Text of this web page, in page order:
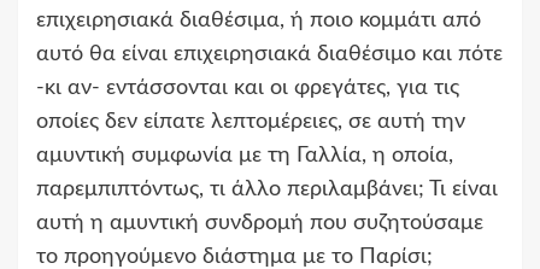
επιχειρησιακά διαθέσιμα, ή ποιο κομμάτι από
αυτό θα είναι επιχειρησιακά διαθέσιμο και πότε
-κι αν- εντάσσονται και οι φρεγάτες, για τις
οποίες δεν είπατε λεπτομέρειες, σε αυτή την
αμυντική συμφωνία με τη Γαλλία, η οποία,
παρεμπιπτόντως, τι άλλο περιλαμβάνει; Τι είναι
αυτή η αμυντική συνδρομή που συζητούσαμε
το προηγούμενο διάστημα με το Παρίσι;